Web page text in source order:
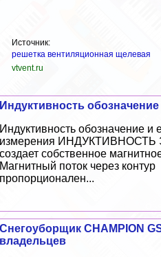
Источник:
решетка вентиляционная щелевая
vtvent.ru
Индуктивность
Индуктивность обозначение и
измерения ИНДУКТИВНОСТЬ
создает собственное
Магнитный поток через контур
пропорционален...
Снегоуборщик CHAMPION
владельцев